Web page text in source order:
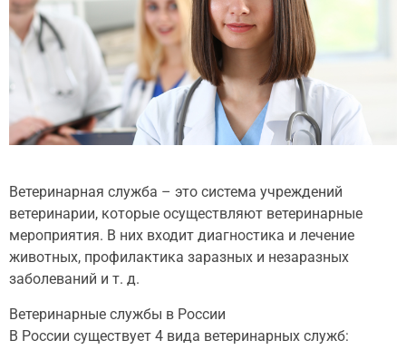
Ветеринарная служба – это система учреждений
ветеринарии, которые осуществляют ветеринарные
мероприятия. В них входит диагностика и лечение
животных, профилактика заразных и незаразных
заболеваний и т. д.
Ветеринарные службы в России
В России существует 4 вида ветеринарных служб: